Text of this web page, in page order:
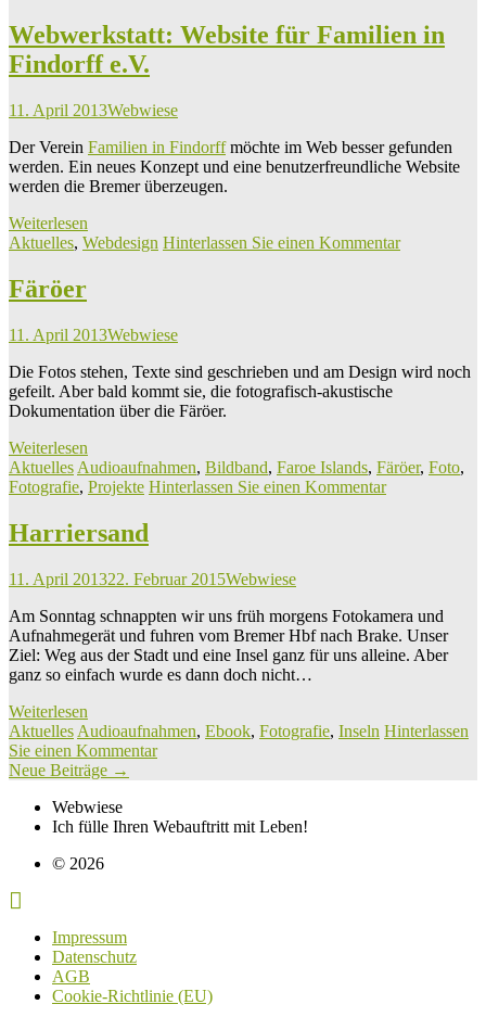
Webwerkstatt: Website für Familien in
Findorff e.V.
11. April 2013Webwiese
Der Verein Familien in Findorffmöchte im Web besser gefunden
werden. Ein neues Konzept und eine benutzerfreundliche Website
werden die Bremer überzeugen.
Weiterlesen
Aktuelles, Webdesign Hinterlassen Sie einen Kommentar
Färöer
11. April 2013Webwiese
Die Fotos stehen, Texte sind geschrieben und am Design wird noch
gefeilt. Aber bald kommt sie, die fotografisch-akustische
Dokumentation über die Färöer.
Weiterlesen
Aktuelles Audioaufnahmen, Bildband, Faroe Islands, Färöer, Foto,
Fotografie, Projekte Hinterlassen Sie einen Kommentar
Harriersand
11. April 201322. Februar 2015Webwiese
Am Sonntag schnappten wir uns früh morgens Fotokamera und
Aufnahmegerät und fuhren vom Bremer Hbf nach Brake. Unser
Ziel: Weg aus der Stadt und eine Insel ganz für uns alleine. Aber
ganz so einfach wurde es dann doch nicht…
Weiterlesen
Aktuelles Audioaufnahmen, Ebook, Fotografie, Inseln Hinterlassen
Sie einen Kommentar
Beiträge
Neue Beiträge →
Webwiese
Ich fülle Ihren Webauftritt mit Leben!
© 2026
Impressum
Datenschutz
AGB
Cookie-Richtlinie (EU)